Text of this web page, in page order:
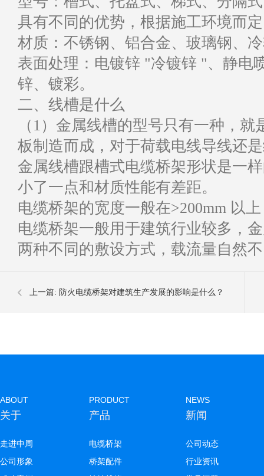
具有不同的优势，根据施工环境而
材质：不锈钢、铝合金、玻璃钢、
表面处理：电镀锌 "冷镀锌 "、静电
锌、镀彩。
二、线槽是什么
（1）金属线槽的型号只有一种，
板制造而成，对于荷载电线导线还
金属线槽跟槽式电缆桥架形状是一
小了一点和材质性能有差距。
电缆桥架的宽度一般在>200mm 以
电缆桥架一般用于建筑行业较多，
两种不同的敷设方式，载流量自然
上一篇: 防火电缆桥架对建筑生产发展的影响是什么？
ABOUT
关于
走进中周
公司形象
PRODUCT
产品
电缆桥架
桥架配件
NEWS
新闻
公司动态
行业资讯